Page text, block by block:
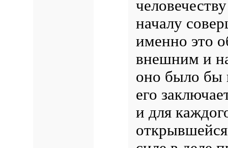
началу
именно это
внешним и
оно было
его
и для